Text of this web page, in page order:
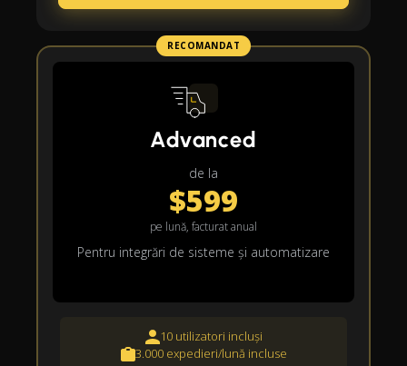
RECOMANDAT
Advanced
de la
$599
pe lună, facturat anual
Pentru integrări de sisteme și automatizare
10 utilizatori incluși
3.000 expedieri/lună incluse